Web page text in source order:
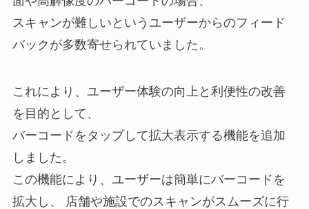
スキャンが難しいというユーザーからのフィード
バックが多数寄せられていました。
これにより、ユーザー体験の向上と利便性の改善
を目的として、
バーコードをタップして拡大表示する機能を追加
しました。
この機能により、ユーザーは簡単にバーコードを
拡大し、 店舗や施設でのスキャンがスムーズに行